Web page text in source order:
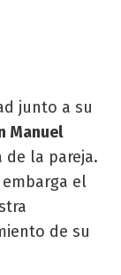
junto a su
Manuel
la pareja.
el
de su